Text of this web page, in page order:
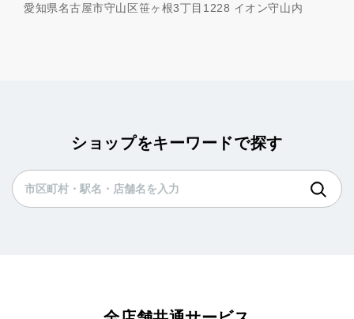
愛知県名古屋市守山区笹ヶ根3丁目1228 イオン守山内
ショップをキーワードで探す